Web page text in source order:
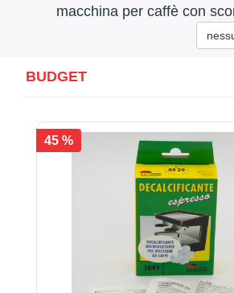
macchina per caffè con
BUDGET
45 %